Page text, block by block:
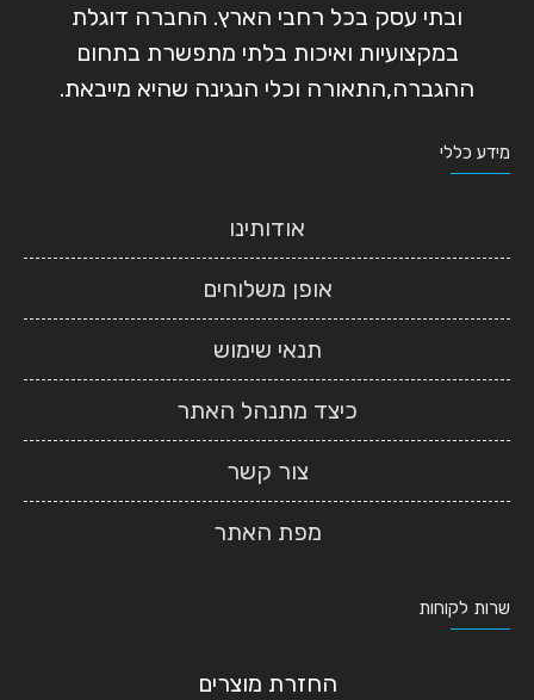
ובתי עסק בכל רחבי הארץ. החברה דוגלת
במקצועיות ואיכות בלתי מתפשרת בתחום
ההגברה,התאורה וכלי הנגינה שהיא מייבאת.
מידע כללי
אודותינו
אופן משלוחים
תנאי שימוש
כיצד מתנהל האתר
צור קשר
מפת האתר
שרות לקוחות
החזרת מוצרים